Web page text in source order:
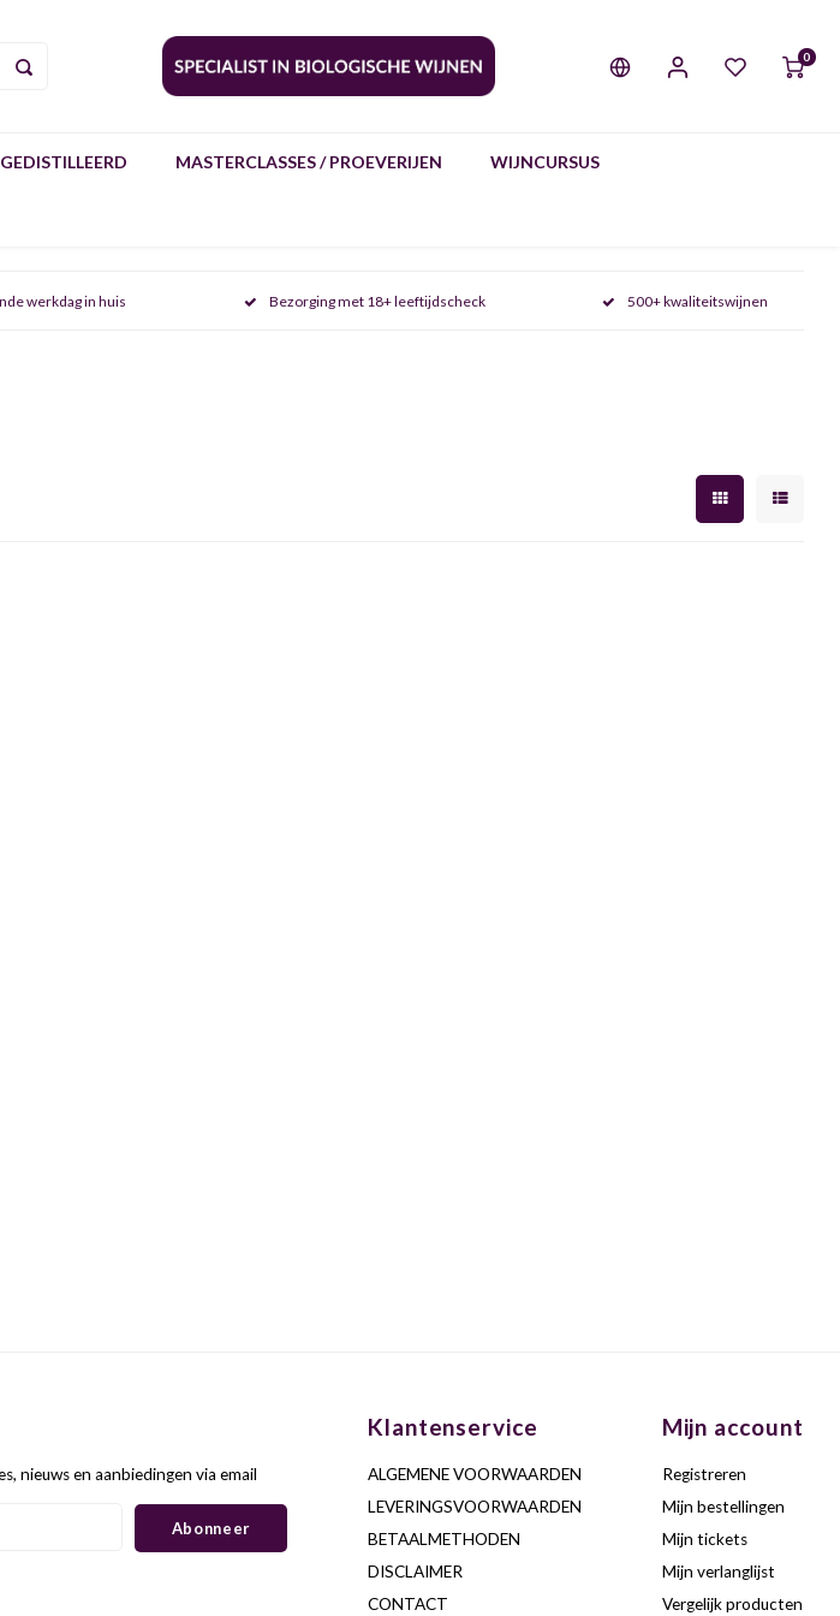
0
GEDISTILLEERD MASTERCLASSES / PROEVERIJEN WIJNCURSUS
werkdag in huis Bezorging met 18+ leeftijdscheck 500+ kwaliteitswijnen
nieuws en aanbiedingen via email
Abonneer
Klantenservice
ALGEMENE VOORWAARDEN
LEVERINGSVOORWAARDEN
BETAALMETHODEN
DISCLAIMER
CONTACT
Mijn account
Registreren
Mijn bestellingen
Mijn tickets
Mijn verlanglijst
Vergelijk producten